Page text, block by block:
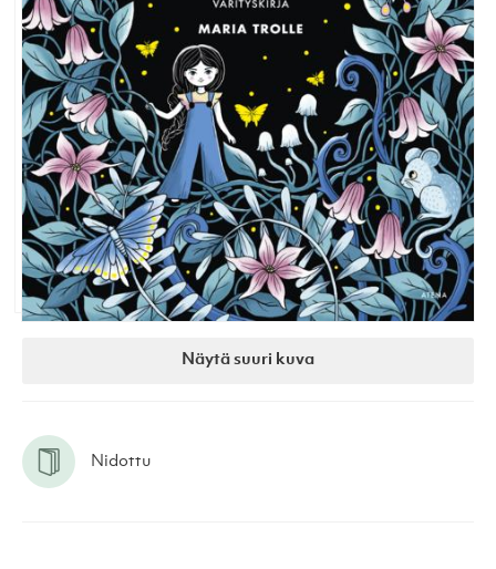
Näytä suuri kuva
Nidottu